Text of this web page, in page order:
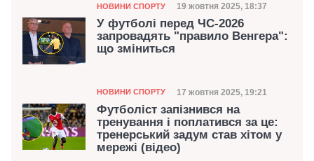
Категорія
НОВИНИ СПОРТУ Дата публікації
19 жовтня 2025, 18:37
У футболі перед ЧС-2026
запровадять "правило Венгера":
що зміниться
Категорія
НОВИНИ СПОРТУ Дата публікації
17 жовтня 2025, 19:21
Футболіст запізнився на
тренування і поплатився за це:
тренерський задум став хітом у
мережі (відео)